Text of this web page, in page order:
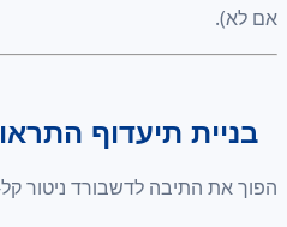
תיעדוף התראות עם
לדשבורד ניטור קל-משקל: